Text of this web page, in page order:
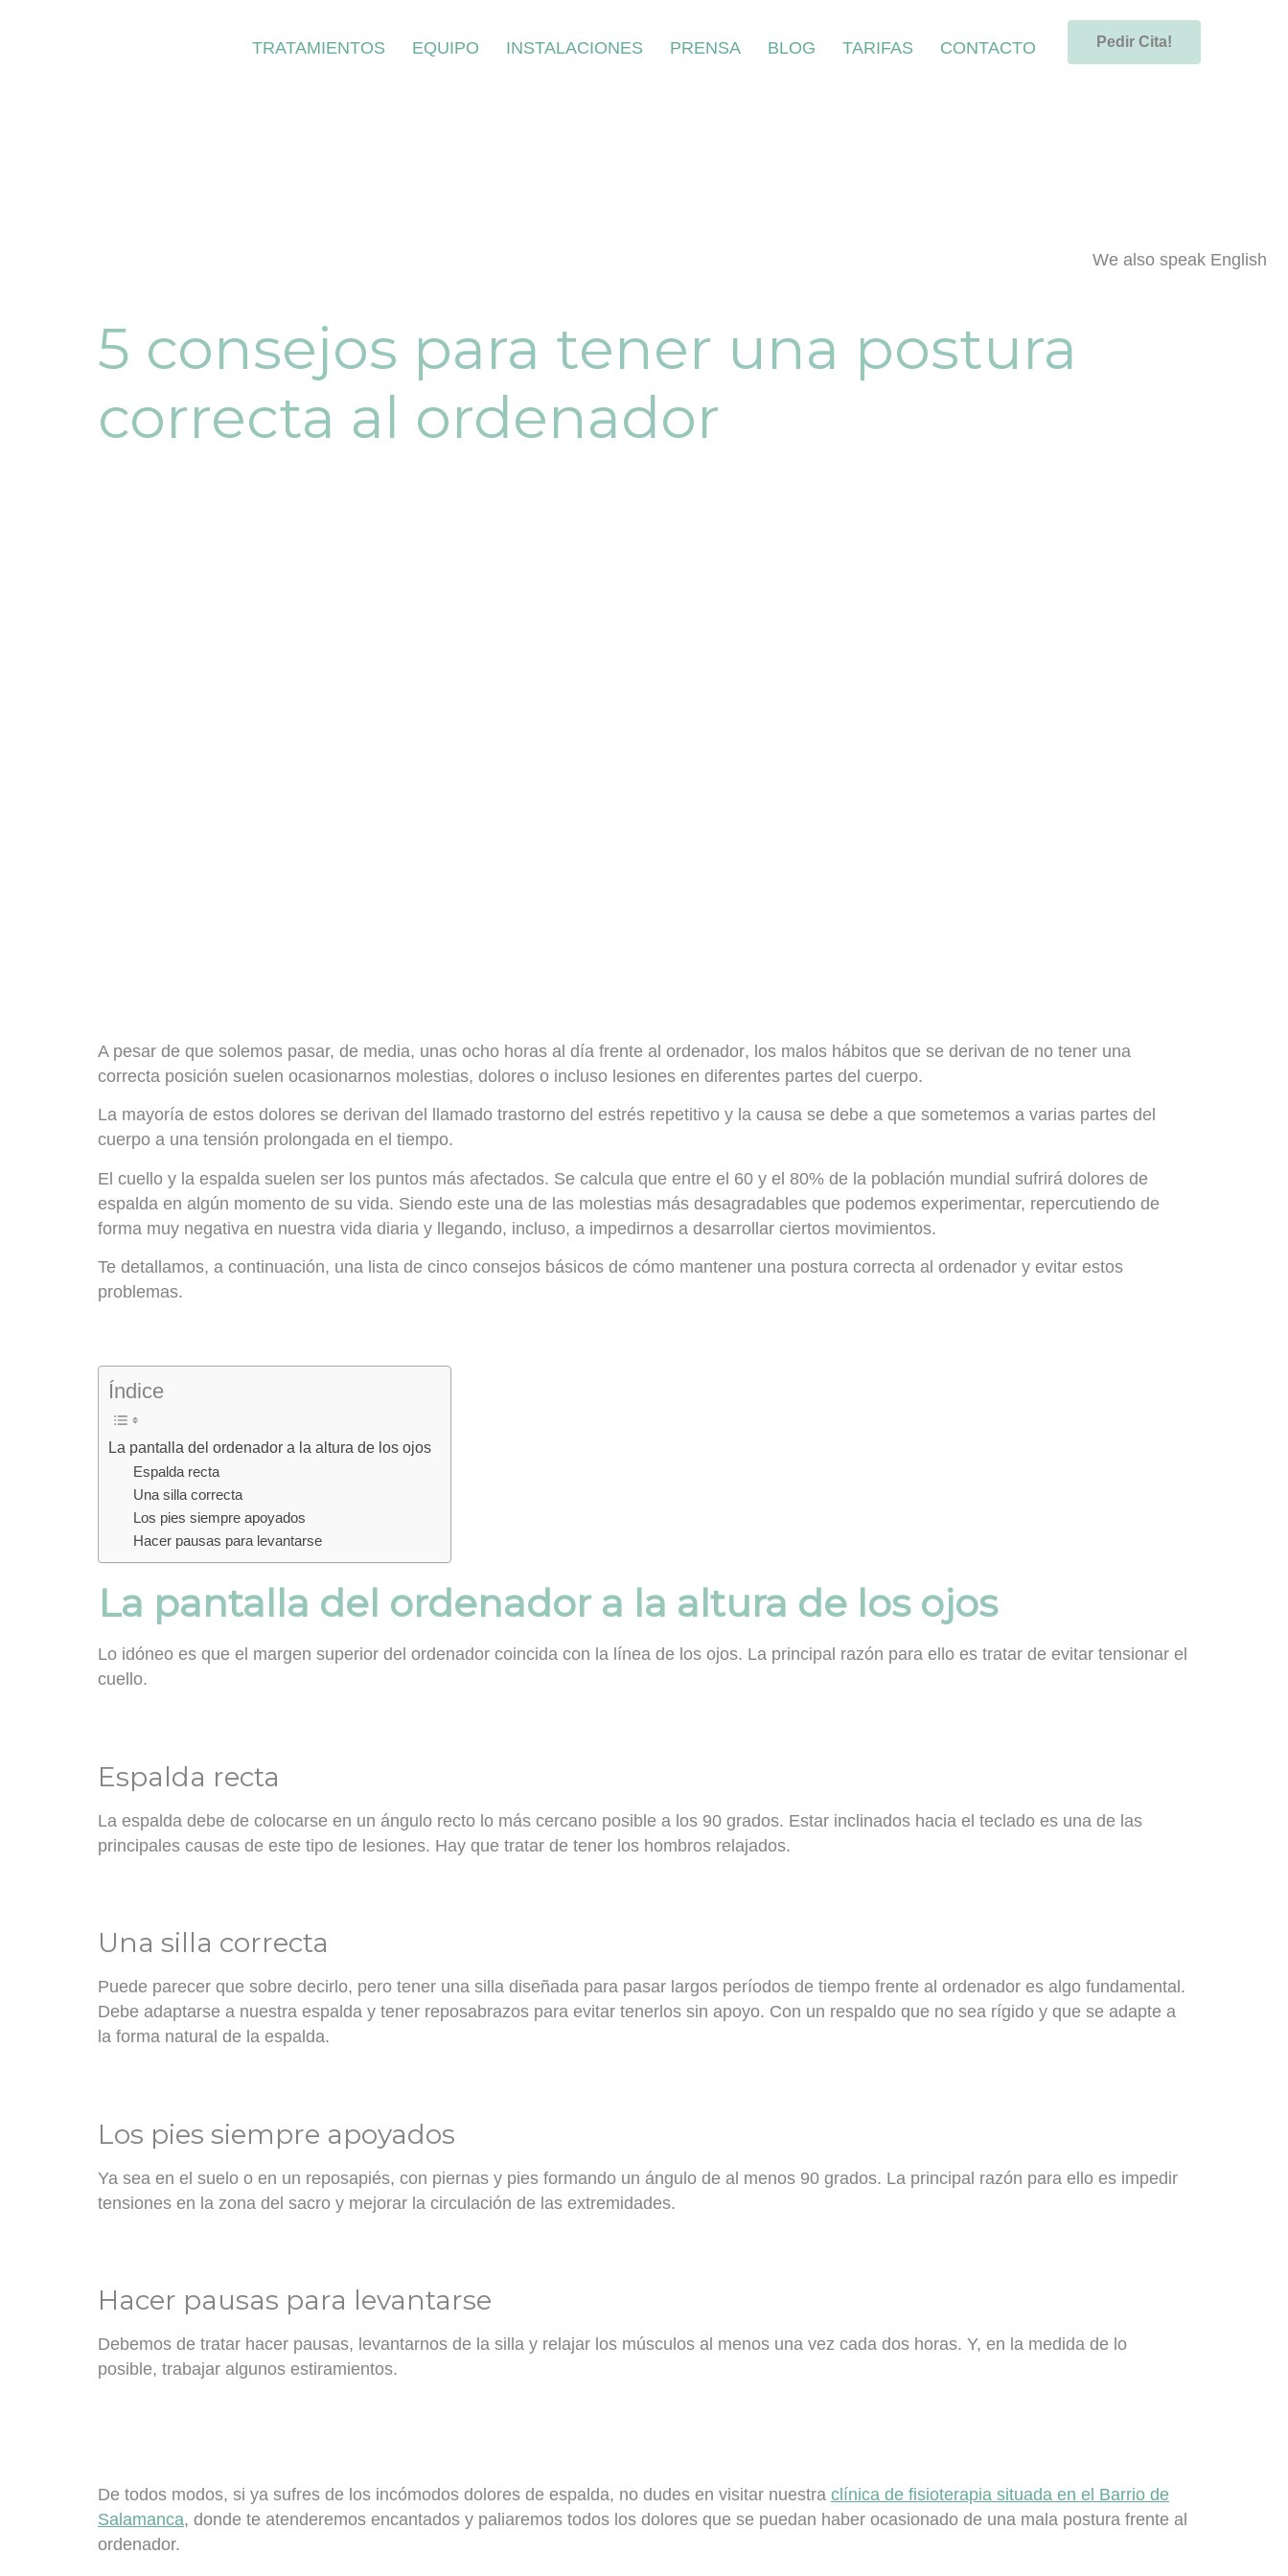
TRATAMIENTOS EQUIPO INSTALACIONES PRENSA BLOG TARIFAS CONTACTO Pedir Cita!
We also speak English
5 consejos para tener una postura
correcta al ordenador
A pesar de que solemos pasar, de media, unas ocho horas al día frente al ordenador, los malos hábitos que se derivan de no tener una
correcta posición suelen ocasionarnos molestias, dolores o incluso lesiones en diferentes partes del cuerpo.
La mayoría de estos dolores se derivan del llamado trastorno del estrés repetitivo y la causa se debe a que sometemos a varias partes del
cuerpo a una tensión prolongada en el tiempo.
El cuello y la espalda suelen ser los puntos más afectados. Se calcula que entre el 60 y el 80% de la población mundial sufrirá dolores de
espalda en algún momento de su vida. Siendo este una de las molestias más desagradables que podemos experimentar, repercutiendo de
forma muy negativa en nuestra vida diaria y llegando, incluso, a impedirnos a desarrollar ciertos movimientos.
Te detallamos, a continuación, una lista de cinco consejos básicos de cómo mantener una postura correcta al ordenador y evitar estos
problemas.
Índice
La pantalla del ordenador a la altura de los ojos
Espalda recta
Una silla correcta
Los pies siempre apoyados
Hacer pausas para levantarse
La pantalla del ordenador a la altura de los ojos
Lo idóneo es que el margen superior del ordenador coincida con la línea de los ojos. La principal razón para ello es tratar de evitar tensionar el
cuello.
Espalda recta
La espalda debe de colocarse en un ángulo recto lo más cercano posible a los 90 grados. Estar inclinados hacia el teclado es una de las
principales causas de este tipo de lesiones. Hay que tratar de tener los hombros relajados.
Una silla correcta
Puede parecer que sobre decirlo, pero tener una silla diseñada para pasar largos períodos de tiempo frente al ordenador es algo fundamental.
Debe adaptarse a nuestra espalda y tener reposabrazos para evitar tenerlos sin apoyo. Con un respaldo que no sea rígido y que se adapte a
la forma natural de la espalda.
Los pies siempre apoyados
Ya sea en el suelo o en un reposapiés, con piernas y pies formando un ángulo de al menos 90 grados. La principal razón para ello es impedir
tensiones en la zona del sacro y mejorar la circulación de las extremidades.
Hacer pausas para levantarse
Debemos de tratar hacer pausas, levantarnos de la silla y relajar los músculos al menos una vez cada dos horas. Y, en la medida de lo
posible, trabajar algunos estiramientos.
De todos modos, si ya sufres de los incómodos dolores de espalda, no dudes en visitar nuestra clínica de fisioterapia situada en el Barrio de
Salamanca, donde te atenderemos encantados y paliaremos todos los dolores que se puedan haber ocasionado de una mala postura frente al
ordenador.